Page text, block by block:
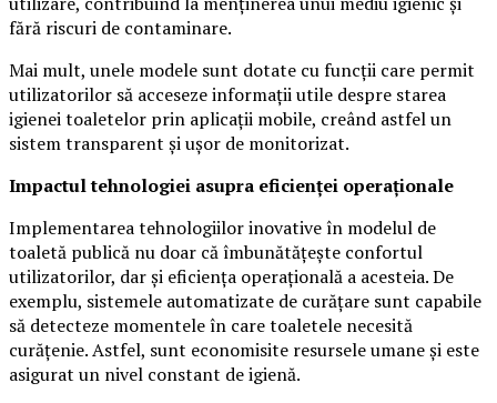
fără riscuri de contaminare.
Mai mult, unele modele sunt dotate cu funcții care permit
utilizatorilor să acceseze informații utile despre starea
igienei toaletelor prin aplicații mobile, creând astfel un
sistem transparent și ușor de monitorizat.
Impactul tehnologiei asupra eficienței operaționale
Implementarea tehnologiilor inovative în modelul de
toaletă publică nu doar că îmbunătățește confortul
utilizatorilor, dar și eficiența operațională a acesteia. De
exemplu, sistemele automatizate de curățare sunt capabile
să detecteze momentele în care toaletele necesită
curățenie. Astfel, sunt economisite resursele umane și este
asigurat un nivel constant de igienă.